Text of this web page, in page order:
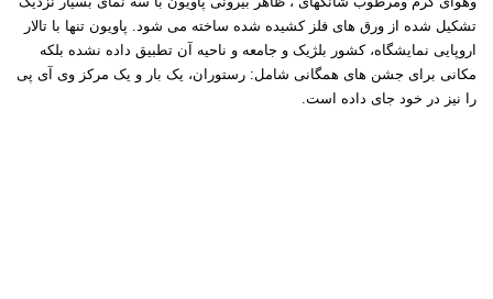
تشکیل شده از ورق های فلز کشیده شده ساخته می شود. پاویون تنها با تالار
اروپایی نمایشگاه، کشور بلژیک و جامعه و ناحیه آن تطبیق داده نشده بلکه
مکانی برای جشن های همگانی شامل: رستوران، یک بار و یک مرکز وی آی پی
را نیز در خود جای داده است.